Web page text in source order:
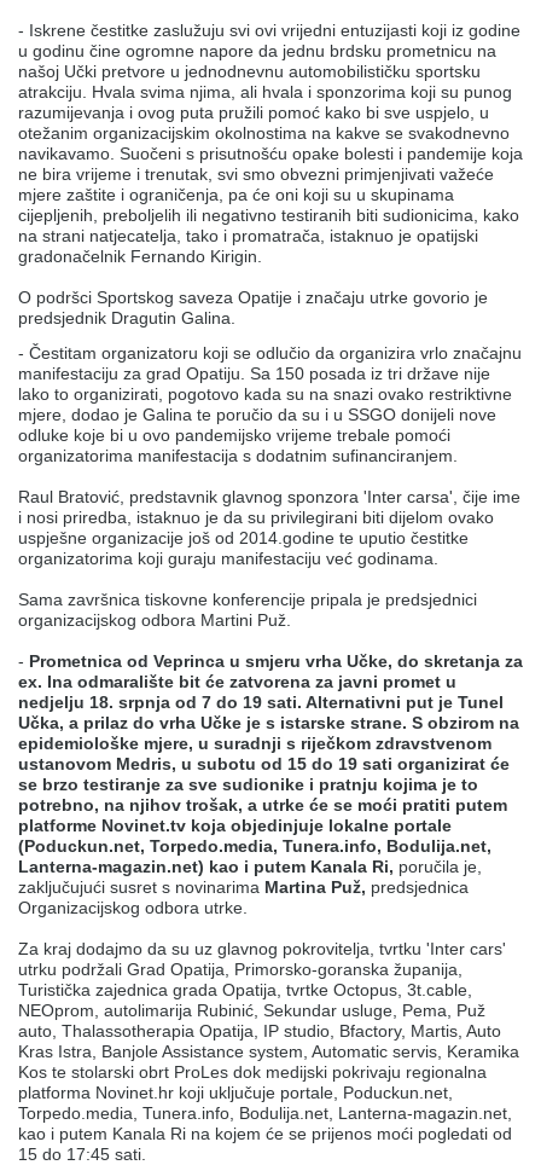
- Iskrene čestitke zaslužuju svi ovi vrijedni entuzijasti koji iz godine
u godinu čine ogromne napore da jednu brdsku prometnicu na
našoj Učki pretvore u jednodnevnu automobilističku sportsku
atrakciju. Hvala svima njima, ali hvala i sponzorima koji su punog
razumijevanja i ovog puta pružili pomoć kako bi sve uspjelo, u
otežanim organizacijskim okolnostima na kakve se svakodnevno
navikavamo. Suočeni s prisutnošću opake bolesti i pandemije koja
ne bira vrijeme i trenutak, svi smo obvezni primjenjivati važeće
mjere zaštite i ograničenja, pa će oni koji su u skupinama
cijepljenih, preboljelih ili negativno testiranih biti sudionicima, kako
na strani natjecatelja, tako i promatrača, istaknuo je opatijski
gradonačelnik Fernando Kirigin.
O podršci Sportskog saveza Opatije i značaju utrke govorio je
predsjednik Dragutin Galina.
- Čestitam organizatoru koji se odlučio da organizira vrlo značajnu
manifestaciju za grad Opatiju. Sa 150 posada iz tri države nije
lako to organizirati, pogotovo kada su na snazi ovako restriktivne
mjere, dodao je Galina te poručio da su i u SSGO donijeli nove
odluke koje bi u ovo pandemijsko vrijeme trebale pomoći
organizatorima manifestacija s dodatnim sufinanciranjem.
Raul Bratović, predstavnik glavnog sponzora 'Inter carsa', čije ime
i nosi priredba, istaknuo je da su privilegirani biti dijelom ovako
uspješne organizacije još od 2014.godine te uputio čestitke
organizatorima koji guraju manifestaciju već godinama.
Sama završnica tiskovne konferencije pripala je predsjednici
organizacijskog odbora Martini Puž.
- Prometnica od Veprinca u smjeru vrha Učke, do skretanja za
ex. Ina odmaralište bit će zatvorena za javni promet u
nedjelju 18. srpnja od 7 do 19 sati. Alternativni put je Tunel
Učka, a prilaz do vrha Učke je s istarske strane. S obzirom na
epidemiološke mjere, u suradnji s riječkom zdravstvenom
ustanovom Medris, u subotu od 15 do 19 sati organizirat će
se brzo testiranje za sve sudionike i pratnju kojima je to
potrebno, na njihov trošak, a utrke će se moći pratiti putem
platforme Novinet.tv koja objedinjuje lokalne portale
(Poduckun.net, Torpedo.media, Tunera.info, Bodulija.net,
Lanterna-magazin.net) kao i putem Kanala Ri, poručila je,
zaključujući susret s novinarima Martina Puž, predsjednica
Organizacijskog odbora utrke.
Za kraj dodajmo da su uz glavnog pokrovitelja, tvrtku 'Inter cars'
utrku podržali Grad Opatija, Primorsko-goranska županija,
Turistička zajednica grada Opatija, tvrtke Octopus, 3t.cable,
NEOprom, autolimarija Rubinić, Sekundar usluge, Pema, Puž
auto, Thalassotherapia Opatija, IP studio, Bfactory, Martis, Auto
Kras Istra, Banjole Assistance system, Automatic servis, Keramika
Kos te stolarski obrt ProLes dok medijski pokrivaju regionalna
platforma Novinet.hr koji uključuje portale, Poduckun.net,
Torpedo.media, Tunera.info, Bodulija.net, Lanterna-magazin.net,
kao i putem Kanala Ri na kojem će se prijenos moći pogledati od
15 do 17:45 sati.